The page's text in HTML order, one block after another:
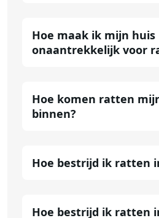
Hoe maak ik mijn huis
onaantrekkelijk voor
Hoe komen ratten
binnen?
Hoe bestrijd ik ratten
Hoe bestrijd ik ratten